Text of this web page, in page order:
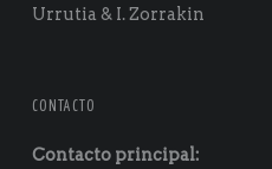
Urrutia & I. Zorrakin
CONTACTO
Contacto principal: